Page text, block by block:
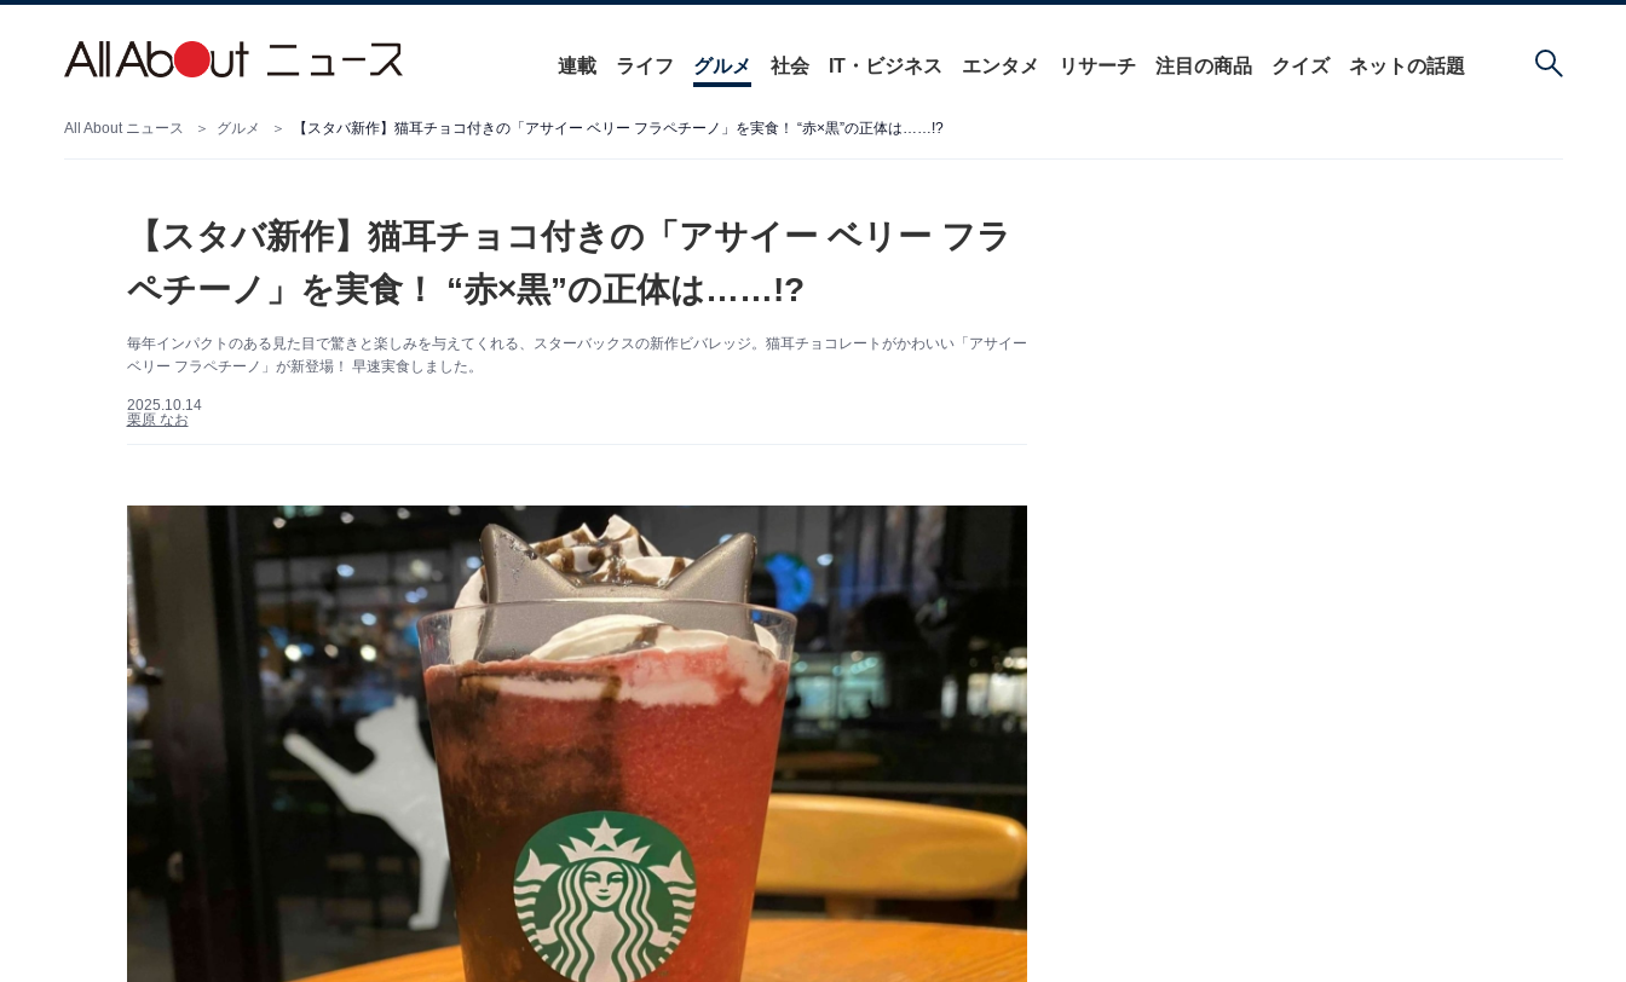
連載 ライフ グルメ 社会 IT・ビジネス エンタメ リサーチ 注目の商品 クイズ ネットの話題
All About ニュース グルメ 【スタバ新作】猫耳チョコ付きの「アサイー ベリー フラペチーノ」を実食！ “赤×黒”の正体は……!?
【スタバ新作】猫耳チョコ付きの「アサイー ベリー フラ
ペチーノ」を実食！ “赤×黒”の正体は……!?
毎年インパクトのある見た目で驚きと楽しみを与えてくれる、スターバックスの新作ビバレッジ。猫耳チョコレートがかわいい「アサイー
ベリー フラペチーノ」が新登場！ 早速実食しました。
2025.10.14
栗原 なお